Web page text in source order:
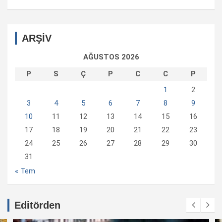
ARŞİV
AĞUSTOS 2026
P
S Ç P C C
P
1
2
3
4 5 6 7 8
9
10
11 12 13 14 15
16
17
18 19 20 21 22
23
24
25 26 27 28 29
30
31
« Tem
Editörden